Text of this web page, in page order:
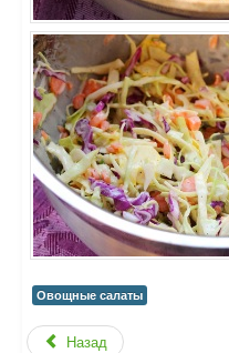
Овощные салаты
Назад